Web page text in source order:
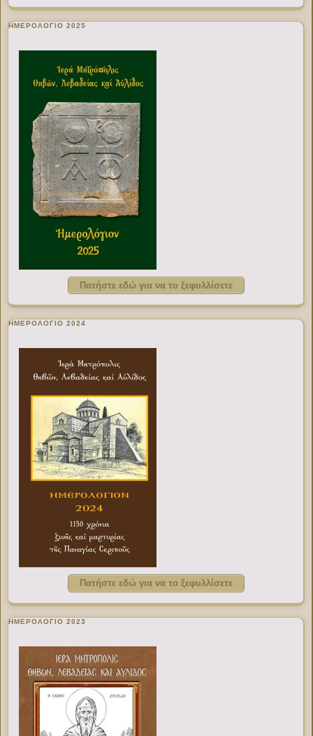
ΗΜΕΡΟΛΟΓΙΟ 2025
Πατήστε εδώ για να το ξεφυλλίσετε
ΗΜΕΡΟΛΟΓΙΟ 2024
Πατήστε εδώ για να το ξεφυλλίσετε
ΗΜΕΡΟΛΟΓΙΟ 2023